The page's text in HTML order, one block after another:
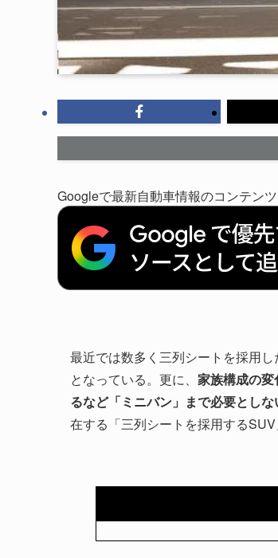
Googleで最新自動車情報のコンテン
最近では数多く三列シートを採用
となっている。更に、 家族構成の
るなど「ミニバン」まで必要とし
在する「三列シートを採用する